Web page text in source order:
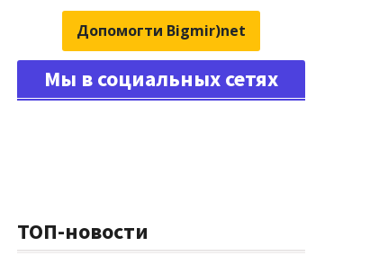
Допомогти Bigmir)net
Мы в социальных сетях
ТОП-новости